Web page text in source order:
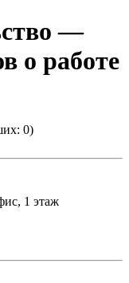
—
о работе
0)
1 этаж